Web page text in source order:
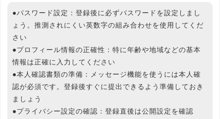
●パスワード設定 ：登録後に必ずパスワードを設定しまし
ょう。推測されにくい英数字の組み合わせを使用してくだ
さい
●プロフィール情報の正確性 ：特に年齢や地域などの基本
情報は正確に入力してください
●本人確認書類の準備 ：メッセージ機能を使うには本人確
認が必須です。登録後すぐに提出できるよう準備しておき
ましょう
●プライバシー設定の確認 ：登録直後は公開設定を確認